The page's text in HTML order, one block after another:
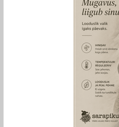
Käsitsi valmistatud
labakinnas mõnusa
Suurusnumbrid
Materjal: meriino